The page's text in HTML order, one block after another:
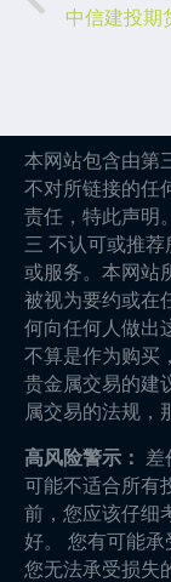
本网站包含由第
不对所链接的任
责任，特此声明
三 不认可或推
或服务。本网站
被视为要约或在
何向任何人做出
不算是作为购买
贵金属交易的建
属交易的法规，
高风险警示：
差
可能不适合所有
前，您应该仔细
好。 您有可能承
您无法承受损失